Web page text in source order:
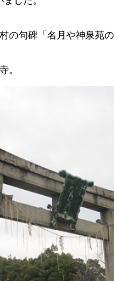
の句碑「名月や神泉苑
。